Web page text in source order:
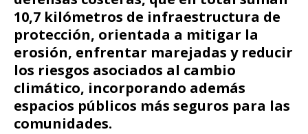
10,7 kilómetros de infraestructura de
protección, orientada a mitigar la
erosión, enfrentar marejadas y reducir
los riesgos asociados al cambio
climático, incorporando además
espacios públicos más seguros para las
comunidades.